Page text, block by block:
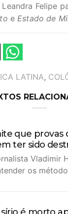
Felipe
eEstado de
LATINA,
que provas
ter sido
Vladimir
os